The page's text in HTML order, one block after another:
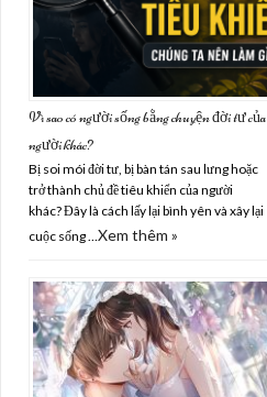
Vì sao có người sống bằng chuyện đời tư của
người khác?
Bị soi mói đời tư, bị bàn tán sau lưng hoặc
trở thành chủ đề tiêu khiển của người
khác? Đây là cách lấy lại bình yên và xây lại
cuộc sống …Xem thêm »